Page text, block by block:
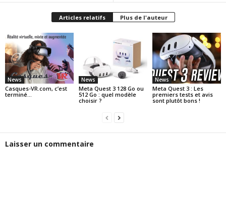
Articles relatifs Plus de l'auteur
News
Casques-VR.com, c’est
terminé…
News
Meta Quest 3 128 Go ou
512 Go : quel modèle
choisir ?
News
Meta Quest 3 : Les
premiers tests et avis
sont plutôt bons !
Laisser un commentaire